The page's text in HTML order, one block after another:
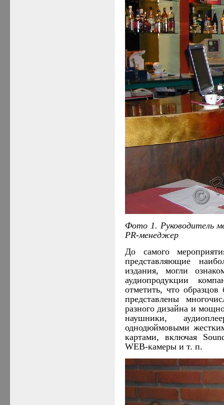
Фото 1. Руководитель
PR-менеджер
До самого
представляющие
издания, могли
аудиопродукции
отметить, что
представлены
разного дизайна и
наушники,
однодюймовыми
картами, включая
WEB-камеры и т. п.